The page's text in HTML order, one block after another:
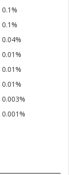
0.1%
0.1%
0.04%
0.01%
0.01%
0.01%
0.003%
0.001%